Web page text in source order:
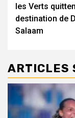
les Verts
destination de
Salaam
ARTICLES